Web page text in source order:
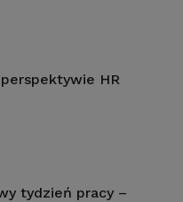
HR
tydzień pracy –